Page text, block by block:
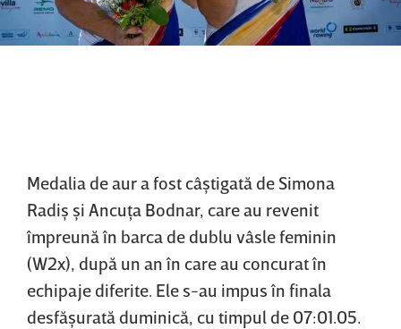
Medalia de aur a fost câştigată de Simona
Radiş şi Ancuţa Bodnar, care au revenit
împreună în barca de dublu vâsle feminin
(W2x), după un an în care au concurat în
echipaje diferite. Ele s-au impus în finala
desfăşurată duminică, cu timpul de 07:01.05.